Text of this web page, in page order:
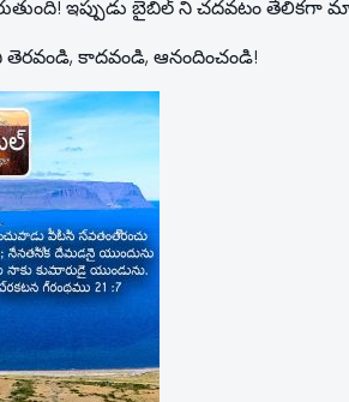
ఇప్పుడు బైబిల్ ని చదవటం తేలికగా
కాదవండి, ఆనందించండి!